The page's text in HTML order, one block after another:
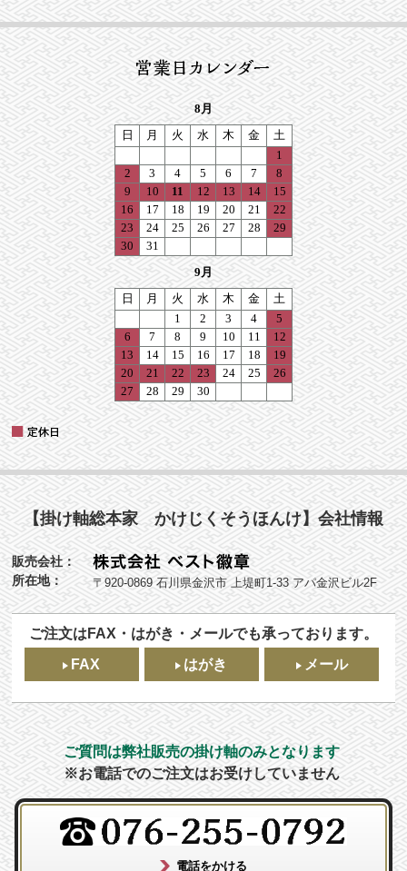
【掛け軸総本家 かけじくそうほんけ】会社情報
販売会社：
所在地：
〒920-0869 石川県金沢市 上堤町1-33 アパ金沢ビル2F
ご注文はFAX・はがき・メールでも承っております。
FAX
はがき メール
ご質問は弊社販売の掛け軸のみとなります
※お電話でのご注文はお受けしていません